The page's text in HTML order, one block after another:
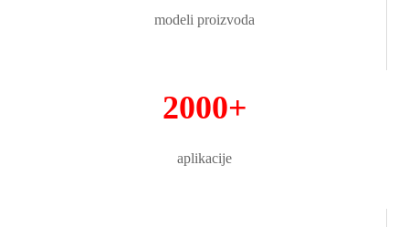
modeli proizvoda
2000+
aplikacije